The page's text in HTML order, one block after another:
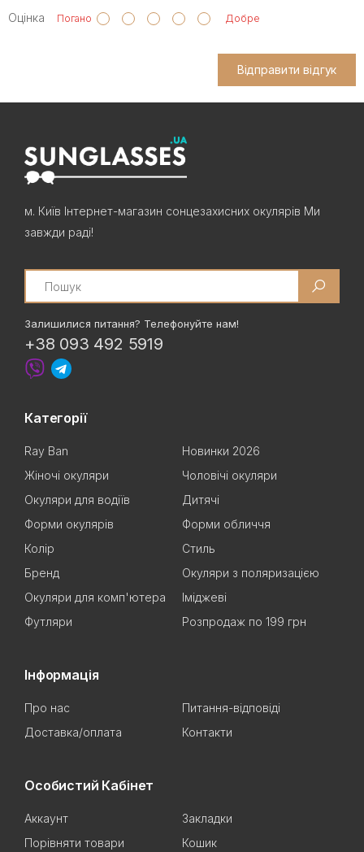
Оцінка Погано Добре
Відправити відгук
м. Київ Інтернет-магазин сонцезахисних окулярів Ми
завжди раді!
Search
Залишилися питання? Телефонуйте нам!
+38 093 492 5919
Категорії
Ray Ban
Новинки 2026
Жіночі окуляри
Чоловічі окуляри
Окуляри для водіїв
Дитячі
Форми окулярів
Форми обличчя
Колір
Стиль
Бренд
Окуляри з поляризацією
Окуляри для комп'ютера
Іміджеві
Футляри
Розпродаж по 199 грн
Інформація
Про нас
Питання-відповіді
Доставка/оплата
Контакти
Особистий Кабінет
Аккаунт
Закладки
Порівняти товари
Кошик